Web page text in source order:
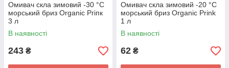
Омивач скла зимовий -30 °С
морський бриз Organic Ргіпк
3 л
В наявності
243 ₴
Омивач скла зимовий -20 °C
морський бриз Organic Prink
1 л
В наявності
62 ₴